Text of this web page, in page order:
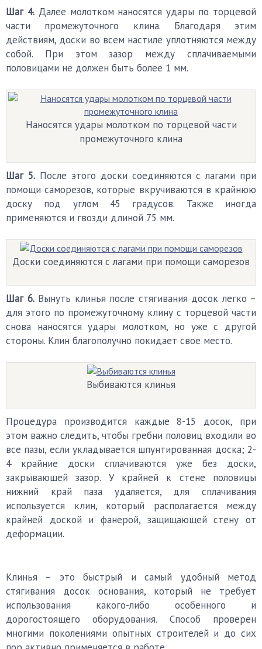
Шаг 4.Далее молотком наносятся удары по торцевой
части промежуточного клина. Благодаря этим
действиям, доски во всем настиле уплотняются между
собой. При этом зазор между сплачиваемыми
половицами не должен быть более 1 мм.
Наносятся удары молотком по торцевой части
промежуточного клина
Шаг 5. После этого доски соединяются с лагами при
помощи саморезов, которые вкручиваются в крайнюю
доску под углом 45 градусов. Также иногда
применяются и гвозди длиной 75 мм.
Доски соединяются с лагами при помощи саморезов
Шаг 6.Вынуть клинья после стягивания досок легко –
для этого по промежуточному клину с торцевой части
снова наносятся удары молотком, но уже с другой
стороны. Клин благополучно покидает свое место.
Выбиваются клинья
Процедура производится каждые 8-15 досок, при
этом важно следить, чтобы гребни половиц входили во
все пазы, если укладывается шпунтированная доска; 2-
4 крайние доски сплачиваются уже без доски,
закрывающей зазор. У крайней к стене половицы
нижний край паза удаляется, для сплачивания
используется клин, который располагается между
крайней доской и фанерой, защищающей стену от
деформации.
Клинья – это быстрый и самый удобный метод
стягивания досок основания, который не требует
использования какого-либо особенного и
дорогостоящего оборудования. Способ проверен
многими поколениями опытных строителей и до сих